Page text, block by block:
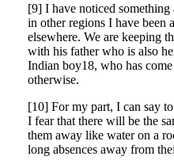
[9] I have noticed something
in other regions I have been
elsewhere. We are keeping
with his father who is also
Indian boy18, who has
otherwise.
[10] For my part, I can say
I fear that there will be the
them away like water on a
long absences away from